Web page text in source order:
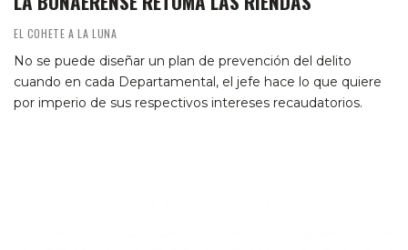
EL COHETE A LA LUNA
No se puede diseñar un plan de prevención del delito
cuando en cada Departamental, el jefe hace lo que quiere
por imperio de sus respectivos intereses recaudatorios.